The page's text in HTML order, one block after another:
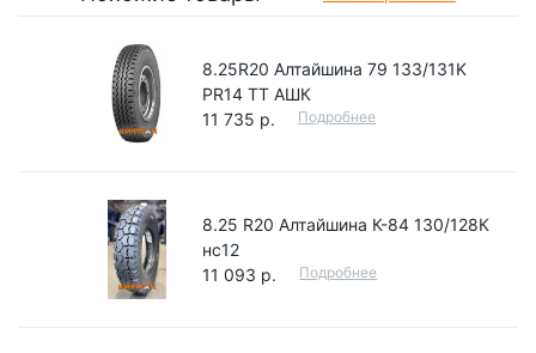
8.25R20 Алтайшина 79 133/131K
PR14 TT АШК
11 735 р.
Подробнее
8.25 R20 Алтайшина К-84 130/128К
нс12
11 093 р.
Подробнее